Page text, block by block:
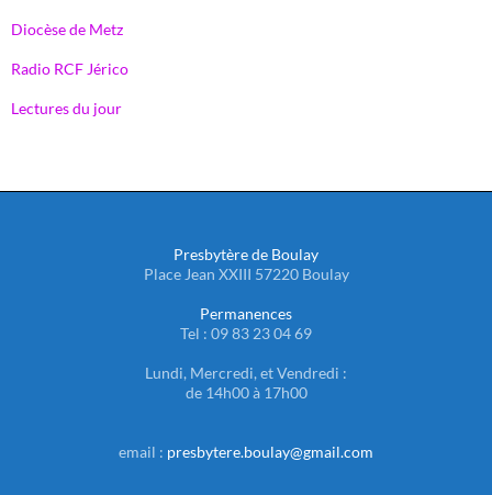
Diocèse de Metz
Radio RCF Jérico
Lectures du jour
Presbytère de Boulay
Place Jean XXIII 57220 Boulay
Permanences
Tel : 09 83 23 04 69
Lundi, Mercredi, et Vendredi :
de 14h00 à 17h00
email : presbytere.boulay@gmail.com